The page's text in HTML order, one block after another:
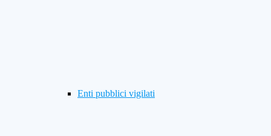
Enti pubblici vigilati